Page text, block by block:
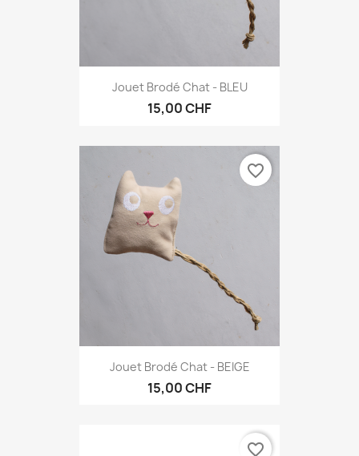
Jouet Brodé Chat - BLEU
15,00 CHF
Jouet Brodé Chat - BEIGE
15,00 CHF
favorite_border
favorite_border